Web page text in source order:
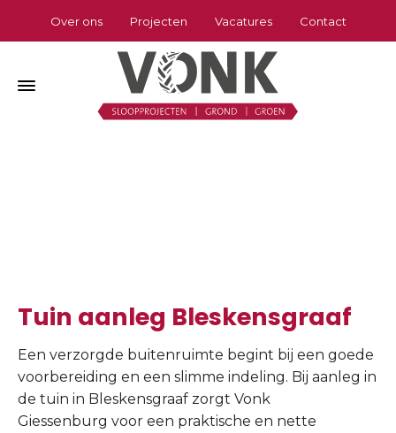
Over ons Projecten Vacatures Contact
Tuin aanleg Bleskensgraaf
Een verzorgde buitenruimte begint bij een goede
voorbereiding en een slimme indeling. Bij aanleg in
de tuin in Bleskensgraaf zorgt Vonk
Giessenburg voor een praktische en nette